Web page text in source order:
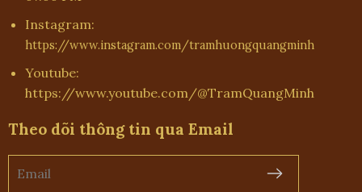
Instagram:
https://www.instagram.com/tramhuongquangminh
Youtube:
https://www.youtube.com/@TramQuangMinh
Theo dõi thông tin qua Email